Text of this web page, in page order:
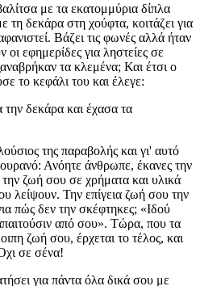
με τα εκατομμύρια δίπλα
τη δεκάρα στη χούφτα, κοιτάζει για
Βάζει τις φωνές αλλά ήταν
εφημερίδες για ληστείες σε
τα κλεμένα; Και έτσι ο
το κεφάλι του και έλεγε:
την δεκάρα και έχασα τα
της παραβολής και γι' αυτό
Ανόητε άνθρωπε, έκανες την
ζωή σου σε χρήματα και υλικά
λείψουν. Την επίγεια ζωή σου την
πώς δεν την σκέφτηκες; «Ιδού
από σου». Τώρα, που τα
ζωή σου, έρχεται το τέλος, και
σε σένα!
για πάντα όλα δικά σου με